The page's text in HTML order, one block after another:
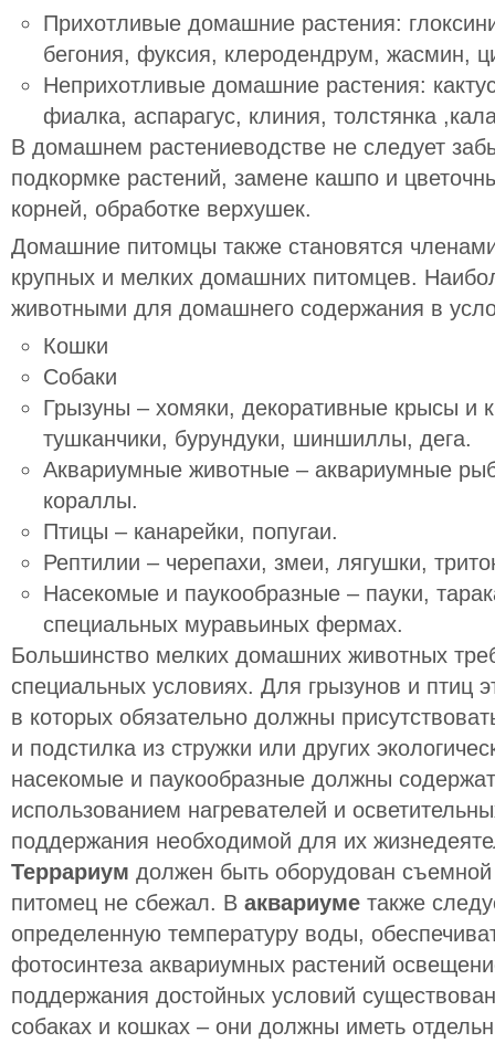
Прихотливыедомашние растения:
бегония, фуксия, клеродендрум, жасмин,
Неприхотливые домашние растения:
фиалка, аспарагус, клиния, толстянка
В домашнем растениеводстве не следует
подкормке растений, замене кашпо и
корней, обработке верхушек.
Домашние питомцы также становятся
крупных и мелких домашних питомцев.
животными для домашнего содержания в
Кошки
Собаки
Грызуны – хомяки, декоративные крысы и
тушканчики, бурундуки, шиншиллы, дега.
Аквариумные животные – аквариумные
кораллы.
Птицы – канарейки, попугаи.
Рептилии – черепахи, змеи, лягушки,
Насекомые и паукообразные – пауки,
специальных муравьиных фермах.
Большинство мелких домашних животных
специальных условиях. Для грызунов и птиц
в которых обязательно должны
и подстилка из стружки или других
насекомые и паукообразные должны
использованием нагревателей и
поддержания необходимой для их
Террариум должен быть оборудован
питомец не сбежал. В аквариуме также
определенную температуру воды,
фотосинтеза аквариумных растений
поддержания достойных условий
собаках и кошках – они должны иметь